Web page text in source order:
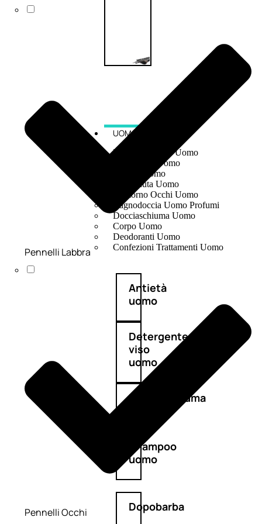
UOMO
Detergente Viso Uomo
Dopobarba Uomo
Antieta Uomo
Anticaduta Uomo
Contorno Occhi Uomo
Bagnodoccia Uomo Profumi
Docciaschiuma Uomo
Corpo Uomo
Deodoranti Uomo
Confezioni Trattamenti Uomo
Antietà
uomo
Detergente
viso
uomo
Docciaschiuma
Shampoo
uomo
Dopobarba
Pennelli Labbra
Pennelli Occhi